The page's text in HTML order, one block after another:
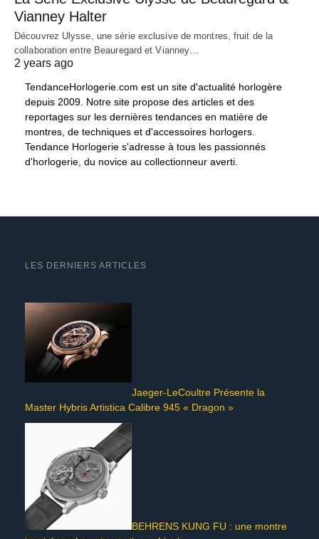
Vianney Halter
Découvrez Ulysse, une série exclusive de montres, fruit de la
collaboration entre Beauregard et Vianney…
2 years ago
TendanceHorlogerie.com est un site d'actualité horlogère
depuis 2009. Notre site propose des articles et des
reportages sur les dernières tendances en matière de
montres, de techniques et d'accessoires horlogers.
Tendance Horlogerie s'adresse à tous les passionnés
d'horlogerie, du novice au collectionneur averti.
LES DERNIERS ARTICLES
Jaeger-LeCoultre Présente la
Master Hybris Artistica Calibre 945 « Dragon »
BEHRENS KUNG FU : une montre